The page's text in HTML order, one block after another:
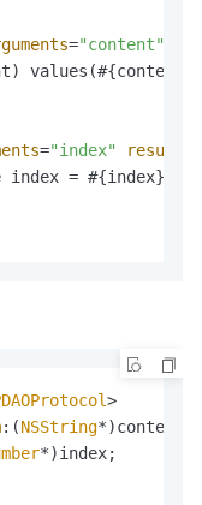
="content"
="index" result
>
:(NSString*)content;
*)index;